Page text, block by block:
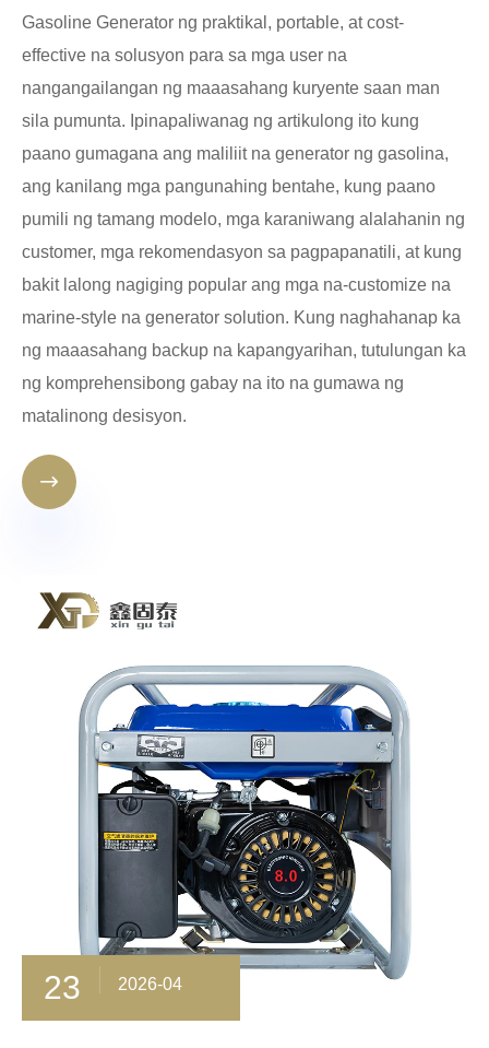
Gasoline Generator ng praktikal, portable, at cost-
effective na solusyon para sa mga user na
nangangailangan ng maaasahang kuryente saan man
sila pumunta. Ipinapaliwanag ng artikulong ito kung
paano gumagana ang maliliit na generator ng gasolina,
ang kanilang mga pangunahing bentahe, kung paano
pumili ng tamang modelo, mga karaniwang alalahanin ng
customer, mga rekomendasyon sa pagpapanatili, at kung
bakit lalong nagiging popular ang mga na-customize na
marine-style na generator solution. Kung naghahanap ka
ng maaasahang backup na kapangyarihan, tutulungan ka
ng komprehensibong gabay na ito na gumawa ng
matalinong desisyon.

23 2026-04